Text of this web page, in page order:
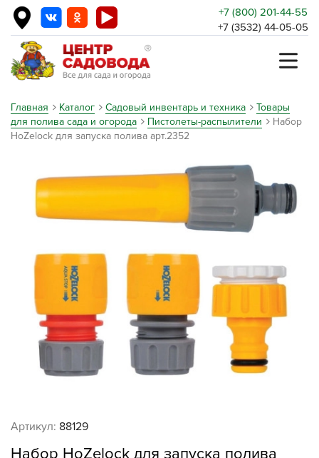
+7 (800) 201-44-55
+7 (3532) 44-05-05
Главная Каталог Садовый инвентарь и техника
Товары
для полива сада и огорода
Пистолеты-распылители
Набор
HoZelock для запуска полива арт.2352
Артикул: 88129
Набор HoZelock для запуска полива